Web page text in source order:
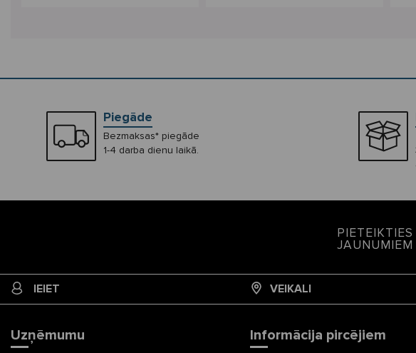
Piegāde
Bezmaksas* piegāde
1-4 darba dienu laikā.
PIETEIKTIES
JAUNUMIEM
IEIET VEIKALI
Uzņēmumu Informācija pircējiem